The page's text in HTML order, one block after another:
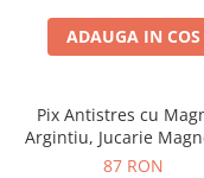
ADAUGA IN COS
Pix Antistres cu
Argintiu, Jucarie
pentru Birou
87 RON